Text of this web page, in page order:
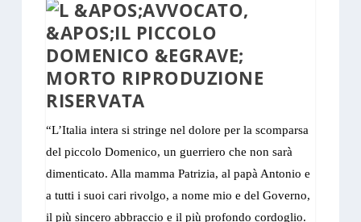
“L’Italia intera si stringe nel dolore per la scomparsa
del piccolo Domenico, un guerriero che non sarà
dimenticato. Alla mamma Patrizia, al papà Antonio e
a tutti i suoi cari rivolgo, a nome mio e del Governo,
il più sincero abbraccio e il più profondo cordoglio.